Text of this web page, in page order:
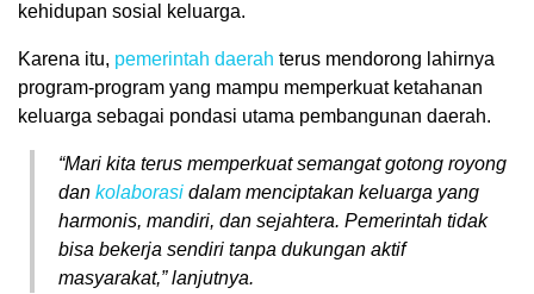
kehidupan sosial keluarga.
Karena itu, pemerintah daerah terus mendorong lahirnya
program-program yang mampu memperkuat ketahanan
keluarga sebagai pondasi utama pembangunan daerah.
“Mari kita terus memperkuat semangat gotong royong
dan kolaborasi dalam menciptakan keluarga yang
harmonis, mandiri, dan sejahtera. Pemerintah tidak
bisa bekerja sendiri tanpa dukungan aktif
masyarakat,” lanjutnya.